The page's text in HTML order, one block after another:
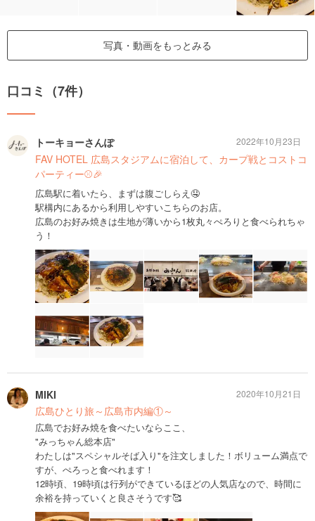
写真・動画をもっとみる
口コミ（7件）
トーキョーさんぽ
FAV HOTEL 広島スタジアムに宿泊して、カープ戦とコストコ
パーティー⚾️🎉
広島駅に着いたら、まずは腹ごしらえ🤤
駅構内にあるから利用しやすいこちらのお店。
広島のお好み焼きは生地が薄いから1枚丸々ぺろりと食べられちゃ
う！
2022年10月23日
MIKI
広島ひとり旅～広島市内編①～
広島でお好み焼を食べたいならここ、
"みっちゃん総本店"
わたしは"スペシャルそば入り"を注文しました！ボリューム満点で
すが、ぺろっと食べれます！
12時頃、19時頃は行列ができているほどの人気店なので、時間に
余裕を持っていくと良さそうです🥰
2020年10月21日